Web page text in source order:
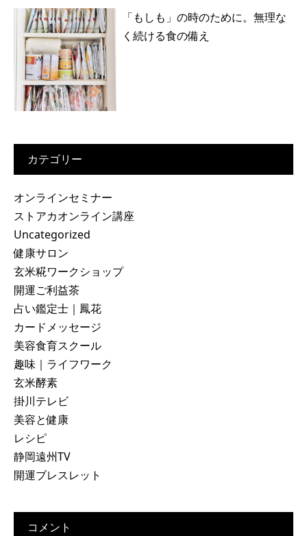
「もしも」の時のために。無理な
く続ける食の備え
カテゴリー
オンラインセミナー
ストアカオンライン講座
Uncategorized
健康サロン
玄米糀ワークショップ
開運ご利益茶
占い鑑定士｜鳳花
カードメッセージ
美容食育スクール
趣味｜ライフワーク
玄米酵素
掛川テレビ
美容と健康
レシピ
静岡遠州TV
開運ブレスレット
コメント